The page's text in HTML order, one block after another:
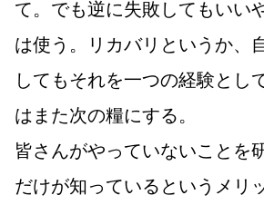
て。でも逆に失敗してもいい
は使う。リカバリというか、
してもそれを一つの経験とし
はまた次の糧にする。
皆さんがやっていないことを
だけが知っているというメリ